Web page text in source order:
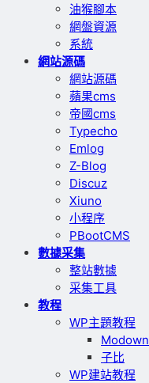
油猴腳本
網盤資源
系統
網站源碼
網站源碼
蘋果cms
帝國cms
Typecho
Emlog
Z-Blog
Discuz
Xiuno
小程序
PBootCMS
數據采集
整站數據
采集工具
教程
WP主題教程
Modown
子比
WP建站教程